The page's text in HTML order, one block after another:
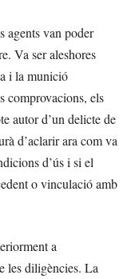
agents van poder
Va ser aleshores
i la munició
comprovacions, els
autor d’un delicte de
d’aclarir ara com va
d’ús i si el
o vinculació amb
a
les diligències. La